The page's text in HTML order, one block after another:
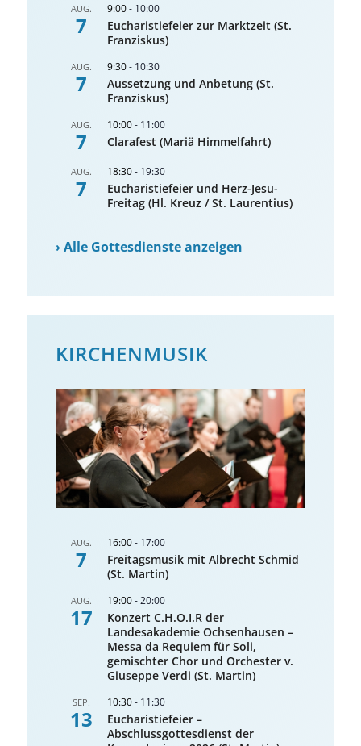
AUG.
7
9:00- 10:00
Eucharistiefeier zur Marktzeit (St.
Franziskus)
AUG.
7
9:30- 10:30
Aussetzung und Anbetung (St.
Franziskus)
AUG.
7
10:00- 11:00
Clarafest (Mariä Himmelfahrt)
AUG.
7
18:30- 19:30
Eucharistiefeier und Herz-Jesu-
Freitag (Hl. Kreuz / St. Laurentius)
›Alle Gottesdienste anzeigen
KIRCHENMUSIK
AUG.
7
16:00- 17:00
Freitagsmusik mit Albrecht Schmid
(St. Martin)
AUG.
17
19:00-20:00
Konzert C.H.O.I.R der
Landesakademie Ochsenhausen –
Messa da Requiem für Soli,
gemischter Chor und Orchester v.
Giuseppe Verdi (St. Martin)
SEP.
13
10:30- 11:30
Eucharistiefeier –
Abschlussgottesdienst der